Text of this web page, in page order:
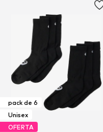
pack de 6
Unisex
OFERTA